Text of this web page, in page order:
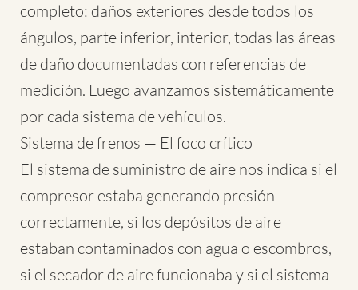
completo: daños exteriores desde todos los
ángulos, parte inferior, interior, todas las áreas
de daño documentadas con referencias de
medición. Luego avanzamos sistemáticamente
por cada sistema de vehículos.
Sistema de frenos — El foco crítico
El sistema de suministro de aire nos indica si el
compresor estaba generando presión
correctamente, si los depósitos de aire
estaban contaminados con agua o escombros,
si el secador de aire funcionaba y si el sistema